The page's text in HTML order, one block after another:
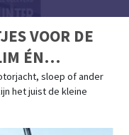
VOOR DE
ÉN
sloep of ander
het juist de kleine